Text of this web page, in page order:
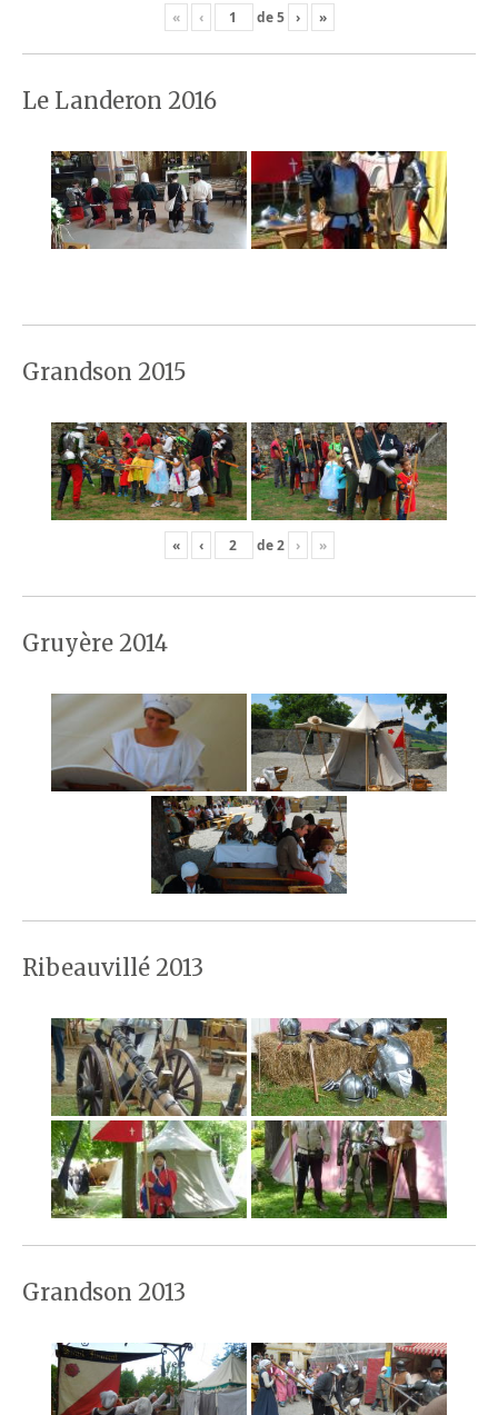
« ‹ de5 › »
Le Landeron 2016
Grandson 2015
« ‹ de2 › »
Gruyère 2014
Ribeauvillé 2013
Grandson 2013